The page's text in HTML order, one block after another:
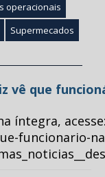
operacionais
Supermecados
vê que
íntegra,
funcionario-